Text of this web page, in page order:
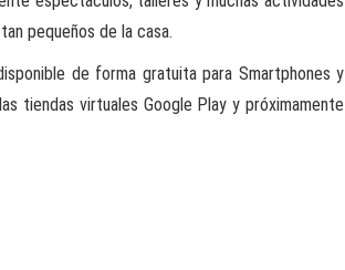
pequeños de la casa.
de forma gratuita para Smartphones y
tiendas virtuales Google Play y próximamente